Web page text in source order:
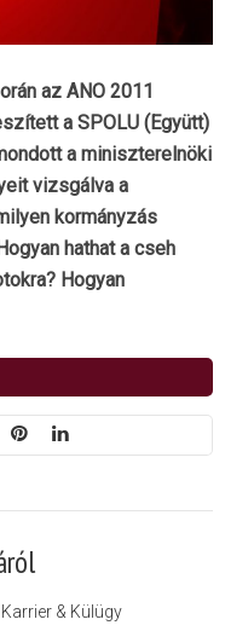
az ANO 2011
a SPOLU (Együtt)
a miniszterelnöki
vizsgálva a
kormányzás
hathat a cseh
Hogyan
Karrier & Külügy